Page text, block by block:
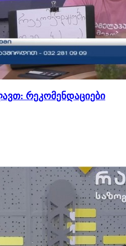
რეკომენდაციები